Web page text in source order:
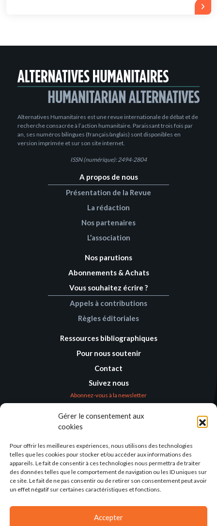
Gérer le consentement aux
cookies
Pour offrir les meilleures expériences, nous utilisons des technologies
telles que les cookies pour stocker et/ou accéder aux informations des
appareils. Le fait de consentir à ces technologies nous permettra de traiter
des données telles que le comportement de navigation ou les ID uniques sur
ce site. Le fait de ne pas consentir ou de retirer son consentement peut avoir
un effet négatif sur certaines caractéristiques et fonctions.
Accepter
Alternatives Humanitaires est une revue internationale de débat et de
recherche consacrée à l’action humanitaire. Paraissant trois fois par
an, ses numéros bilingues (français/anglais) sont disponibles en
version imprimée et sur son site internet.
ISSN (numérique): 2494-2804
A propos de nous
Présentation de la Revue
La rédaction
Nos partenaires
L’association
Nos parutions
Abonnements & Achats
Vous souhaitez écrire ?
Appels à contributions
Règles éditoriales
Ressources bibliographiques
Pour nous soutenir
Contact
Suivez nous
Abonnez-vous à la newsletter
Humanitaires –
Humanitarian
Alternatives
138 avenue des Frères
Lumière – CS 88379